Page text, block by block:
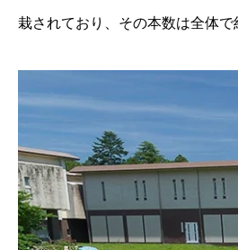
栽されており、その本数は全体で